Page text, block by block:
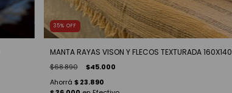
35% OFF
MANTA RAYAS VISON Y FLECOS TEXTURADA 160X140
$68.890 $45.000